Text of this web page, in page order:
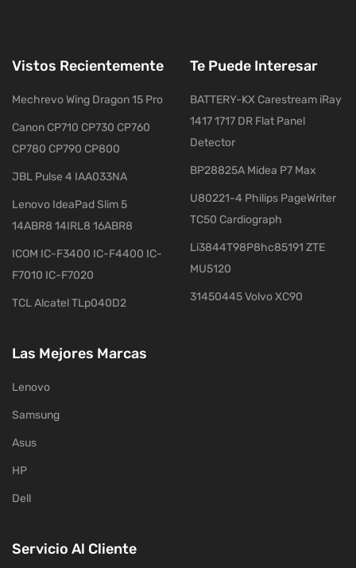
Vistos Recientemente
Mechrevo Wing Dragon 15 Pro
Canon CP710 CP730 CP760
CP780 CP790 CP800
JBL Pulse 4 IAA033NA
Lenovo IdeaPad Slim 5
14ABR8 14IRL8 16ABR8
ICOM IC-F3400 IC-F4400 IC-
F7010 IC-F7020
TCL Alcatel TLp040D2
Te Puede Interesar
BATTERY-KX Carestream iRay
1417 1717 DR Flat Panel
Detector
BP28825A Midea P7 Max
U80221-4 Philips PageWriter
TC50 Cardiograph
Li3844T98P8hc85191 ZTE
MU5120
31450445 Volvo XC90
Las Mejores Marcas
Lenovo
Samsung
Asus
HP
Dell
Servicio Al Cliente